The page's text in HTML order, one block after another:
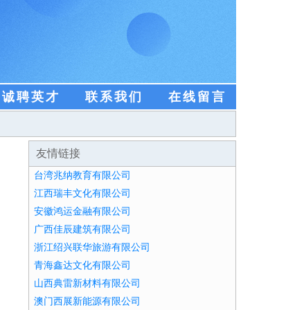
诚聘英才 联系我们 在线留言
友情链接
台湾兆纳教育有限公司
江西瑞丰文化有限公司
安徽鸿运金融有限公司
广西佳辰建筑有限公司
浙江绍兴联华旅游有限公司
青海鑫达文化有限公司
山西典雷新材料有限公司
澳门西展新能源有限公司